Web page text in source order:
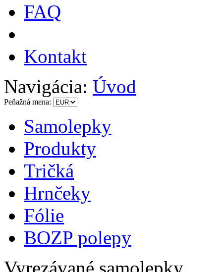
FAQ
Kontakt
Navigácia: Úvod
Peňažná mena:
Samolepky
Produkty
Tričká
Hrnčeky
Fólie
BOZP polepy